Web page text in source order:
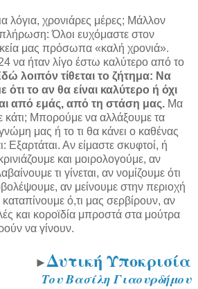
λόγια, χρονιάρες μέρες; Μάλλον
Όλοι ευχόμαστε στον
μας πρόσωπα «καλή χρονιά».
να ήταν λίγο έστω καλύτερο από το
λοιπόν τίθεται το ζήτημα: Να
το αν θα είναι καλύτερο ή όχι
από εμάς, από τη στάση μας. Μα
Μπορούμε να αλλάξουμε τα
μας ή το τι θα κάνει ο καθένας
Εξαρτάται. Αν είμαστε σκυφτοί, ή
και μοιρολογούμε, αν
τι γίνεται, αν νομίζουμε ότι
αν μείνουμε στην περιοχή
ό,τι μας σερβίρουν, αν
και κοροϊδία μπροστά στα μούτρα
να γίνουν.
►Δυτική Υποκρισία
Του Βασίλη Γιαουρδήμου